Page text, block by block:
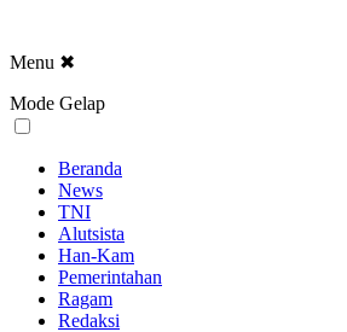
Menu ✖
Mode Gelap
Beranda
News
TNI
Alutsista
Han-Kam
Pemerintahan
Ragam
Redaksi